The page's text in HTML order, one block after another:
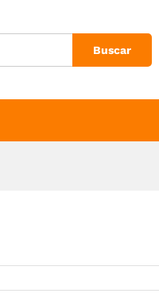
Buscar